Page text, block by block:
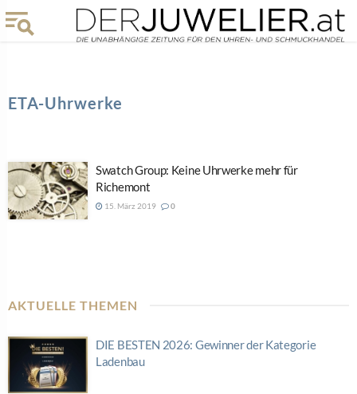
ETA-Uhrwerke
Swatch Group: Keine Uhrwerke mehr für
Richemont
15. März 2019 0
AKTUELLE THEMEN
DIE BESTEN 2026: Gewinner der Kategorie
Ladenbau